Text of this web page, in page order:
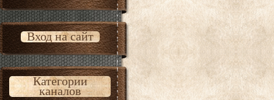
Вход на сайт
Категории
каналов